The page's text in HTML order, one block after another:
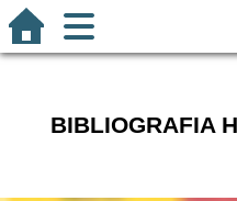
BIBLIOGRAFIA